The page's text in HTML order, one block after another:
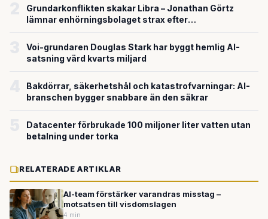
Grundarkonflikten skakar Libra – Jonathan Görtz
lämnar enhörningsbolaget strax efter
Voi-grundaren Douglas Stark har byggt hemlig AI-
satsning värd kvarts miljard
Bakdörrar, säkerhetshål och katastrofvarningar: AI-
branschen bygger snabbare än den säkrar
Datacenter förbrukade 100 miljoner liter vatten utan
betalning under torka
RELATERADE ARTIKLAR
AI-team förstärker varandras misstag –
motsatsen till visdomslagen
4 min